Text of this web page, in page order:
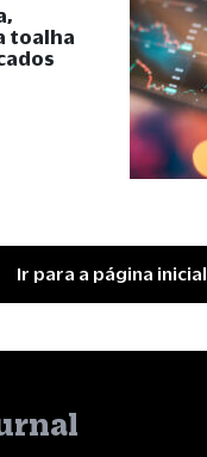
toalha
Ir para a página inicial